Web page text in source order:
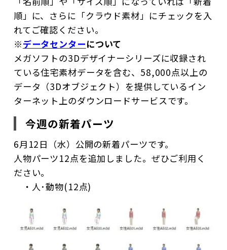
順」に、さらに「クラウド素材」にチェックを入
れてご確認ください。
※データセンターについて
メガソフトの3Dデザイナーシリーズに収録され
ている住宅素材データを含む、58,000点以上の
データ（3Dオブジェクト）を提供しているイン
ターネット上のダウンロードサービスです。
今週の新着パーツ
6月12日（水）公開の新着パーツです。
人物パーツ12点を追加しました。ぜひご利用く
ださい。
・人･動物(12点)